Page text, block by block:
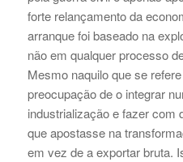
forte relançamento da
arranque foi baseado na
não em qualquer processo
Mesmo naquilo que se
preocupação de o integrar
industrialização e fazer com
que apostasse na
em vez de a exportar bruta.